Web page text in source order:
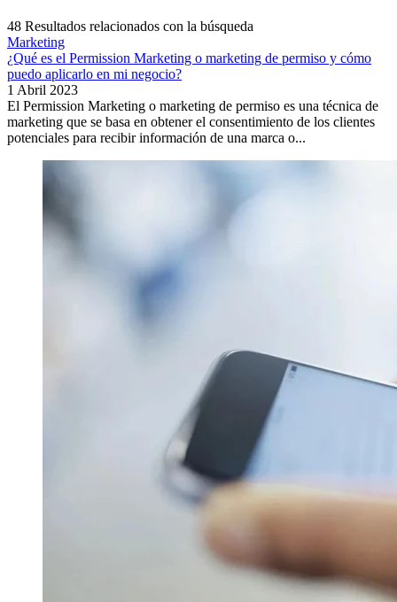
48 Resultados relacionados con la búsqueda
Marketing
¿Qué es el Permission Marketing o marketing de permiso y cómo
puedo aplicarlo en mi negocio?
1 Abril 2023
El Permission Marketing o marketing de permiso es una técnica de
marketing que se basa en obtener el consentimiento de los clientes
potenciales para recibir información de una marca o...